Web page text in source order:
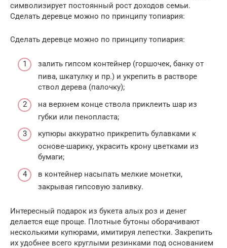
символизирует постоянный рост доходов семьи.
Сделать деревце можно по принципу топиария:
Сделать деревце можно по принципу топиария:
залить гипсом контейнер (горшочек, банку от
пива, шкатулку и пр.) и укрепить в растворе
ствол дерева (палочку);
на верхнем конце ствола приклеить шар из
губки или пенопласта;
купюры аккуратно прикрепить булавками к
основе-шарику, украсить крону цветками из
бумаги;
в контейнер насыпать мелкие монетки,
закрывая гипсовую заливку.
Интересный подарок из букета алых роз и денег
делается еще проще. Плотные бутоны оборачивают
несколькими купюрами, имитируя лепестки. Закрепить
их удобнее всего круглыми резинками под основанием